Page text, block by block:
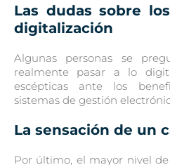
Las dudas sobre
digitalización
Algunas personas se
realmente pasar a lo
escépticas ante los
sistemas de gestión
La sensación de un
Por último, el mayor nivel